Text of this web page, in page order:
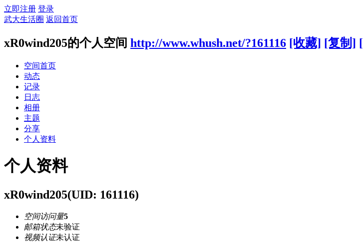
立即注册 登录
武大生活圈 返回首页
xR0wind205的个人空间 http://www.whush.net/?161116 [收藏] [复制]
空间首页
动态
记录
日志
相册
主题
分享
个人资料
个人资料
xR0wind205(UID: 161116)
空间访问量5
邮箱状态未验证
视频认证未认证